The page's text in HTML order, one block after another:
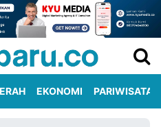
EKONOMI PARIWISATA